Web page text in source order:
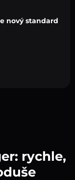
nový standard
rychle,